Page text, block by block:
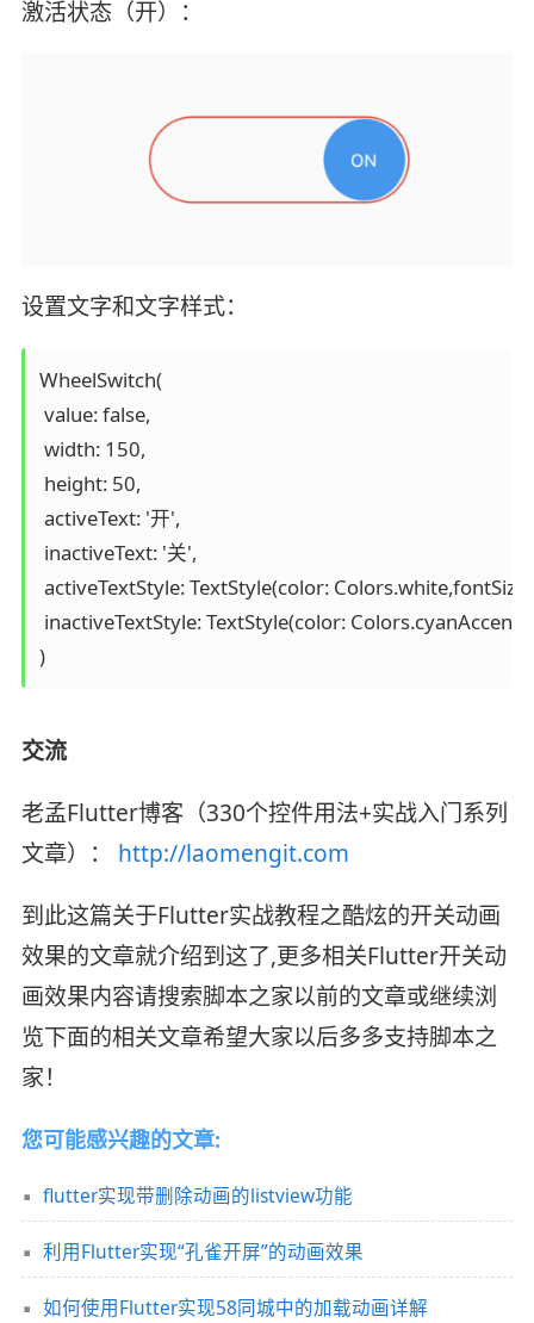
激活状态（开）：
设置文字和文字样式：
WheelSwitch(
value: false,
width: 150,
height: 50,
activeText: '开',
inactiveText: '关',
activeTextStyle: TextStyle(color:
inactiveTextStyle: TextStyle(color:
)
交流
老孟Flutter博客（330个控件用法+实战入门系列
文章）： http://laomengit.com
到此这篇关于Flutter实战教程之酷炫的开关动画
效果的文章就介绍到这了,更多相关Flutter开关动
画效果内容请搜索脚本之家以前的文章或继续浏
览下面的相关文章希望大家以后多多支持脚本之
家！
您可能感兴趣的文章:
flutter实现带删除动画的listview功能
利用Flutter实现“孔雀开屏”的动画效果
如何使用Flutter实现58同城中的加载动画详解